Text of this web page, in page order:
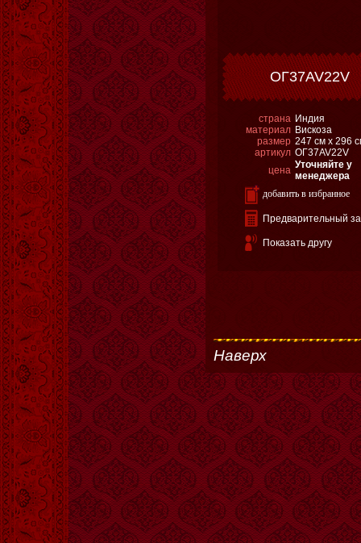
ОГ37AV22V
страна Индия
материал Вискоза
размер 247 см х 296
артикул ОГ37AV22V
цена Уточняйте у
менеджера
добавить в избранное
Предварительный
Показать другу
Наверх